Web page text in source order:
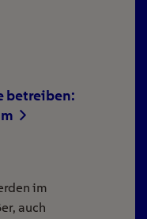
betreiben:
im
auch